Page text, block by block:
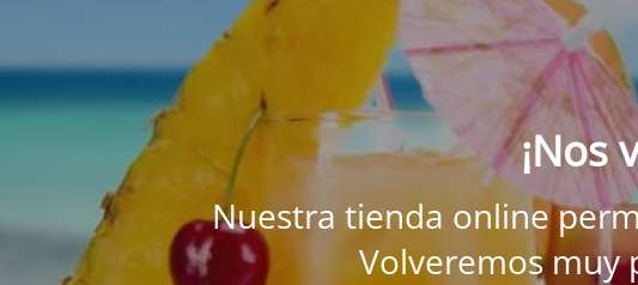
¡Nos
Nuestra tienda online
Volveremos muy